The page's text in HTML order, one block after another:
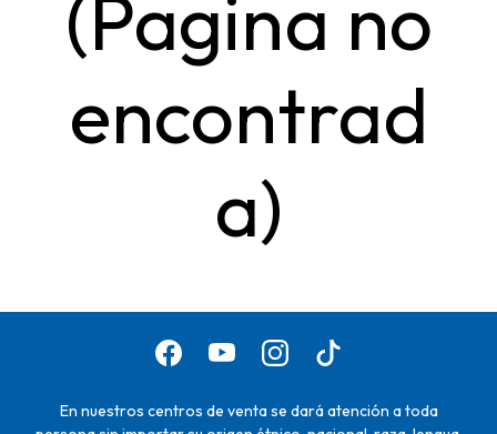
(Pagina no
encontrad
a)
En nuestros centros de venta se dará atención a toda